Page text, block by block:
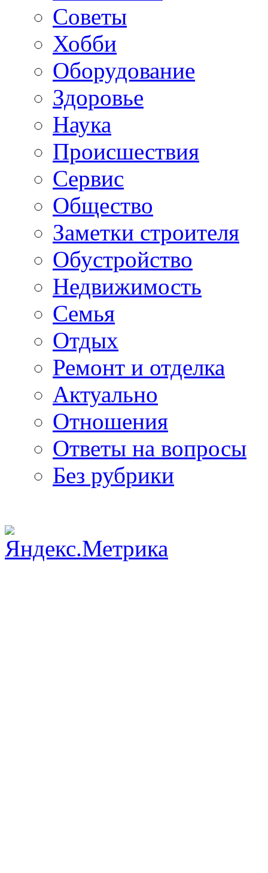
Советы
Хобби
Oборудование
Здоровье
Наука
Происшествия
Сервис
Общество
Заметки строителя
Обустройство
Недвижимость
Семья
Отдых
Ремонт и отделка
Актуально
Отношения
Ответы на вопросы
Без рубрики